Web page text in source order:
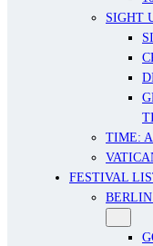
SIGHT
TIME:
FESTIVAL